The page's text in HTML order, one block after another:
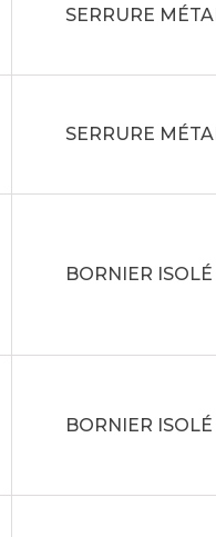
SERRURE
SERRURE
BORNIER
BORNIER